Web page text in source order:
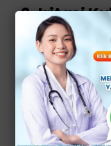
2. Iritasi
Penggunaan
perawatan kulit
iritasi.
3. Reaksi